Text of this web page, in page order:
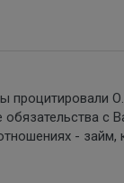
процитировали
обязательства
- займ,